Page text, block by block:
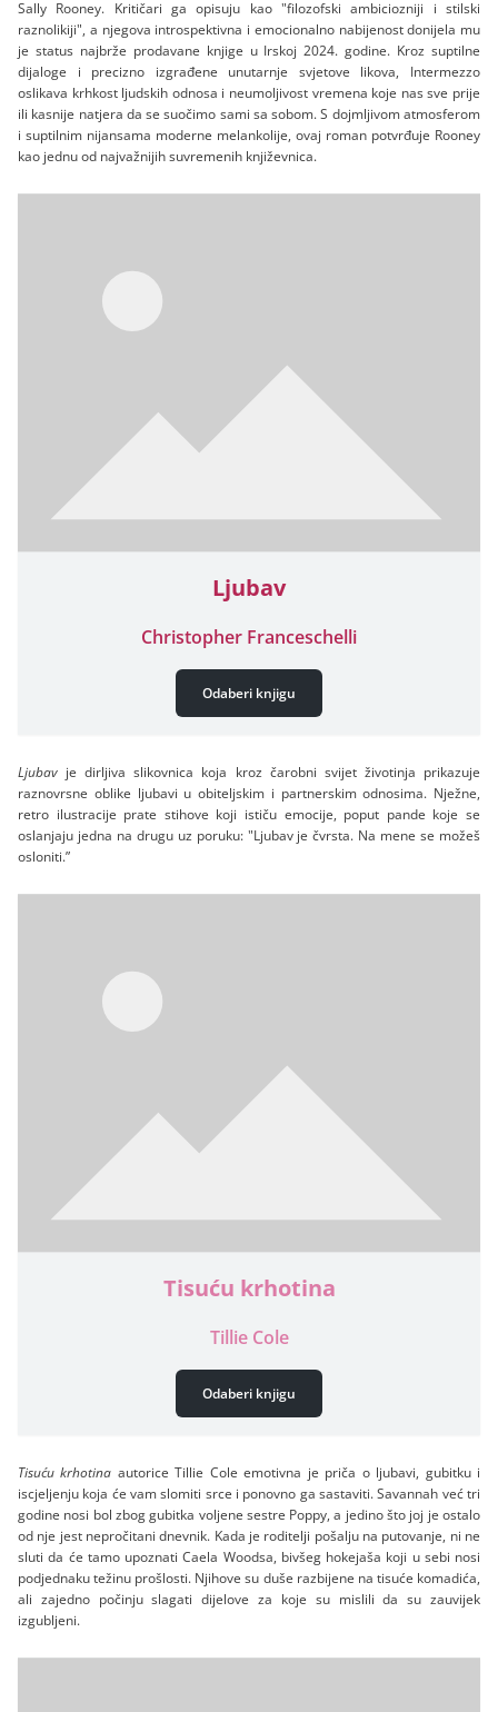
Sally Rooney. Kritičari ga opisuju kao "filozofski ambiciozniji i stilski
raznolikiji", a njegova introspektivna i emocionalno nabijenost donijela mu
je status najbrže prodavane knjige u Irskoj 2024. godine. Kroz suptilne
dijaloge i precizno izgrađene unutarnje svjetove likova, Intermezzo
oslikava krhkost ljudskih odnosa i neumoljivost vremena koje nas sve prije
ili kasnije natjera da se suočimo sami sa sobom. S dojmljivom atmosferom
i suptilnim nijansama moderne melankolije, ovaj roman potvrđuje Rooney
kao jednu od najvažnijih suvremenih književnica.
Ljubav
Christopher Franceschelli
Odaberi knjigu
Ljubav je dirljiva slikovnica koja kroz čarobni svijet životinja prikazuje
raznovrsne oblike ljubavi u obiteljskim i partnerskim odnosima. Nježne,
retro ilustracije prate stihove koji ističu emocije, poput pande koje se
oslanjaju jedna na drugu uz poruku: "Ljubav je čvrsta. Na mene se možeš
osloniti.”
Tisuću krhotina
Tillie Cole
Odaberi knjigu
Tisuću krhotina autorice Tillie Cole emotivna je priča o ljubavi, gubitku i
iscjeljenju koja će vam slomiti srce i ponovno ga sastaviti. Savannah već tri
godine nosi bol zbog gubitka voljene sestre Poppy, a jedino što joj je ostalo
od nje jest nepročitani dnevnik. Kada je roditelji pošalju na putovanje, ni ne
sluti da će tamo upoznati Caela Woodsa, bivšeg hokejaša koji u sebi nosi
podjednaku težinu prošlosti. Njihove su duše razbijene na tisuće komadića,
ali zajedno počinju slagati dijelove za koje su mislili da su zauvijek
izgubljeni.